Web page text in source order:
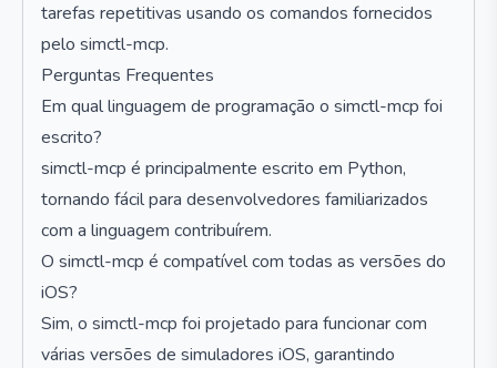
tarefas repetitivas usando os comandos fornecidos
pelo simctl-mcp.
Perguntas Frequentes
Em qual linguagem de programação o simctl-mcp foi
escrito?
simctl-mcp é principalmente escrito em Python,
tornando fácil para desenvolvedores familiarizados
com a linguagem contribuírem.
O simctl-mcp é compatível com todas as versões do
iOS?
Sim, o simctl-mcp foi projetado para funcionar com
várias versões de simuladores iOS, garantindo